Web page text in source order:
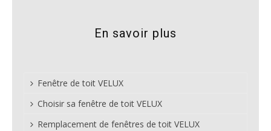
En savoir plus
Fenêtre de toit VELUX
Choisir sa fenêtre de toit VELUX
Remplacement de fenêtres de toit VELUX